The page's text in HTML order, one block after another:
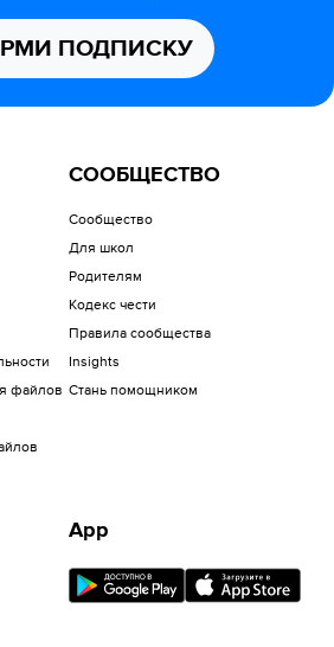
ПОДПИСКУ
файлов
СООБЩЕСТВО
Сообщество
Для школ
Родителям
Кодекс чести
Правила сообщества
Insights
Стань помощником
App